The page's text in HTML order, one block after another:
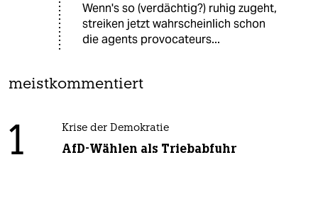
Wenn's so (verdächtig?) ruhig zugeht,
streiken jetzt wahrscheinlich schon
die agents provocateurs...
meistkommentiert
1 Krise der Demokratie
AfD-Wählen als Triebabfuhr